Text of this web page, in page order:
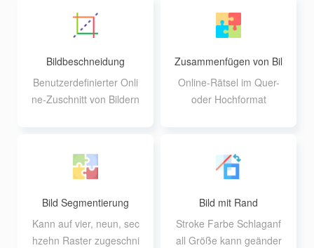
ch-Konvertierung
Bildbeschneidung
Benutzerdefinierter Onli
ne-Zuschnitt von Bildern
Zusammenfügen von Bil
dern
Online-Rätsel im Quer-
oder Hochformat
Bild Segmentierung
Kann auf vier, neun, sec
hzehn Raster zugeschni
Bild mit Rand
Stroke Farbe Schlaganf
all Größe kann geänder